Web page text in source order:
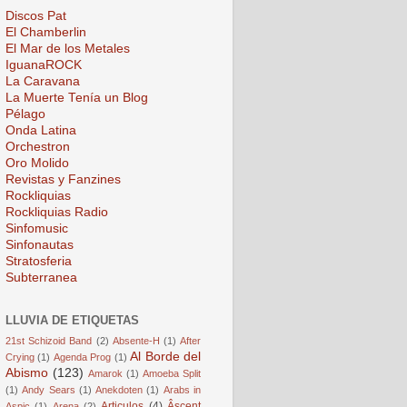
Discos Pat
El Chamberlin
El Mar de los Metales
IguanaROCK
La Caravana
La Muerte Tenía un Blog
Pélago
Onda Latina
Orchestron
Oro Molido
Revistas y Fanzines
Rockliquias
Rockliquias Radio
Sinfomusic
Sinfonautas
Stratosferia
Subterranea
LLUVIA DE ETIQUETAS
21st Schizoid Band (2) Absente-H (1) After
Crying (1) Agenda Prog (1) Al Borde del
Abismo (123) Amarok (1) Amoeba Split
(1) Andy Sears (1) Anekdoten (1) Arabs in